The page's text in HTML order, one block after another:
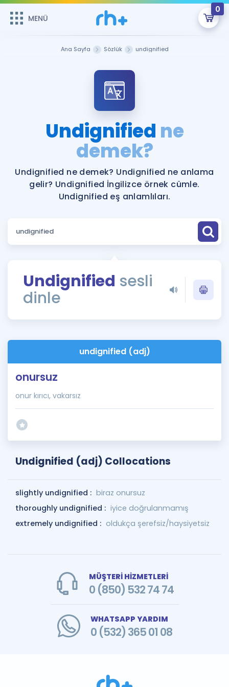
MENÜ
0
Şifremi Hatırlamıyorum
Sepetin Şu An Boş.
Remzi Hoca ile seni sınava hazırlayacak onlarca eğitim seni
bekliyor!
MENÜ
Katılımcı Görüşleri
Faydalı Araçlar
Ücretsiz Kaynaklar
Puan Hesaplama
ÖSYM Sınav Takvimi
Kampanyalar
İngilizce Gramer
İngilizce Gramer
Ana Sayfa Sözlük undignified
Undignified ne
demek?
Undignified ne demek? Undignified ne anlama
gelir? Undignified İngilizce örnek cümle.
Undignified eş anlamlıları.
Undignified sesli
dinle
undignified (adj)
onursuz
onur kırıcı, vakarsız
Undignified (adj) Collocations
slightly undignified : biraz onursuz
thoroughly undignified : iyice doğrulanmamış
extremely undignified : oldukça şerefsiz/haysiyetsiz
MÜŞTERİ HİZMETLERİ
0 (850) 532 74 74
WHATSAPP YARDIM
0 (532) 365 01 08